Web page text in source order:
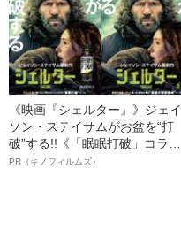
《映画『シェルター』》ジェイ
ソン・ステイサムがお盆を“打
破”する!!《「眠眠打破」コラ
ボ》
PR（キノフィルムズ）